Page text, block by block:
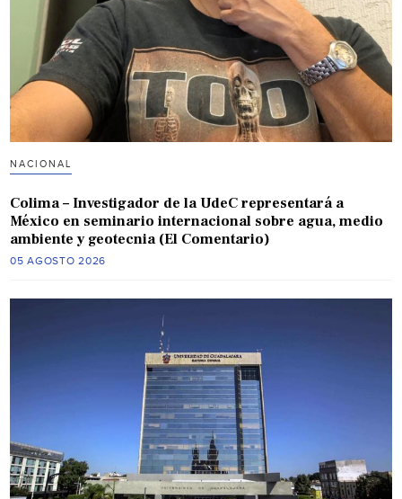
NACIONAL
Colima – Investigador de la UdeC representará a
México en seminario internacional sobre agua, medio
ambiente y geotecnia (El Comentario)
05 AGOSTO 2026